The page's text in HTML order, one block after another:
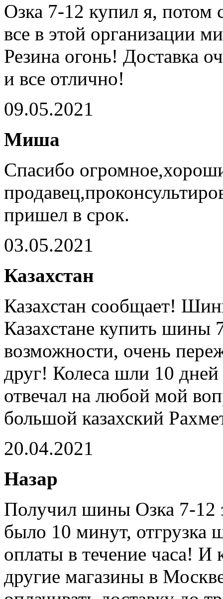
Озка 7-12 купил я, потом
все в этой организации
Резина огонь! Доставка
и все отлично!
09.05.2021
Миша
Спасибо
пришел в срок.
03.05.2021
Казахстан
Казахстан сообщает!
Казахстане купить шины
возможности, очень
друг! Колеса шли 10
отвечал на любой мой
большой казахский
20.04.2021
Назар
Получил шины Озка 7-12
было 10 минут, отгрузка
оплаты в течение часа! И
другие магазины в